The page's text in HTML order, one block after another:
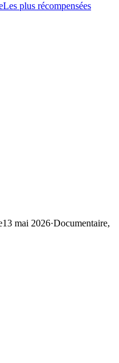
Les plus récompensées
13 mai 2026·Documentaire,